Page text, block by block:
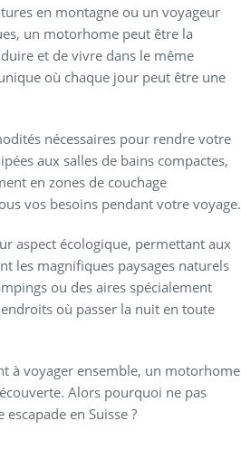
en montagne ou un voyageur
un motorhome peut être la
et de vivre dans le même
où chaque jour peut être une
nécessaires pour rendre votre
aux salles de bains compactes,
en zones de couchage
vos besoins pendant votre voyage.
aspect écologique, permettant aux
les magnifiques paysages naturels
ou des aires spécialement
où passer la nuit en toute
à voyager ensemble, un motorhome
Alors pourquoi ne pas
en Suisse ?